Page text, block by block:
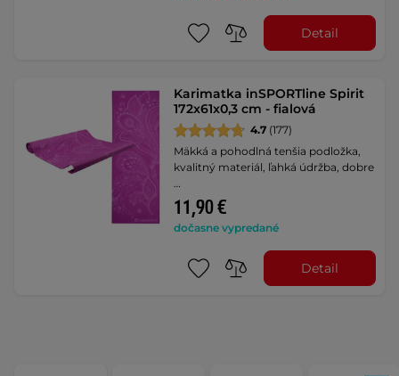
Detail
Karimatka inSPORTline Spirit
172x61x0,3 cm - fialová
4.7 (177)
Mäkká a pohodlná tenšia podložka,
kvalitný materiál, ľahká údržba, dobre
…
11,90 €
dočasne vypredané
Detail